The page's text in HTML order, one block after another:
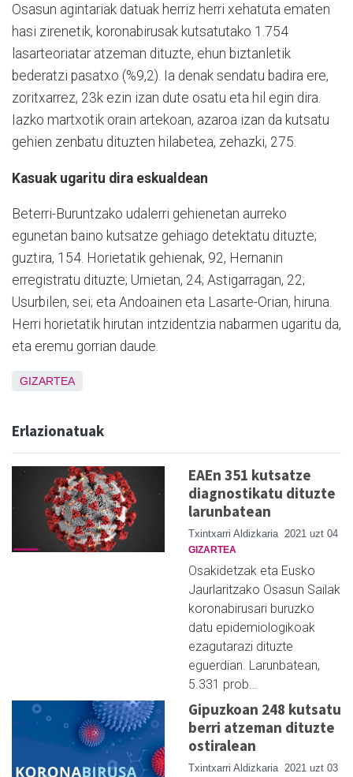
Osasun agintariak datuak herriz herri xehatuta ematen
hasi zirenetik, koronabirusak kutsatutako 1.754
lasarteoriatar atzeman dituzte, ehun biztanletik
bederatzi pasatxo (%9,2). Ia denak sendatu badira ere,
zoritxarrez, 23k ezin izan dute osatu eta hil egin dira.
Iazko martxotik orain artekoan, azaroa izan da kutsatu
gehien zenbatu dituzten hilabetea, zehazki, 275.
Kasuak ugaritu dira eskualdean
Beterri-Buruntzako udalerri gehienetan aurreko
egunetan baino kutsatze gehiago detektatu dituzte;
guztira, 154. Horietatik gehienak, 92, Hernanin
erregistratu dituzte; Urnietan, 24; Astigarragan, 22;
Usurbilen, sei; eta Andoainen eta Lasarte-Orian, hiruna.
Herri horietatik hirutan intzidentzia nabarmen ugaritu da,
eta eremu gorrian daude.
GIZARTEA
Erlazionatuak
EAEn 351 kutsatze
diagnostikatu dituzte
larunbatean
Txintxarri Aldizkaria 2021 uzt 04
GIZARTEA
Osakidetzak eta Eusko
Jaurlaritzako Osasun Sailak
koronabirusari buruzko
datu epidemiologikoak
ezagutarazi dituzte
eguerdian. Larunbatean,
5.331 prob…
Gipuzkoan 248 kutsatu
berri atzeman dituzte
ostiralean
Txintxarri Aldizkaria 2021 uzt 03